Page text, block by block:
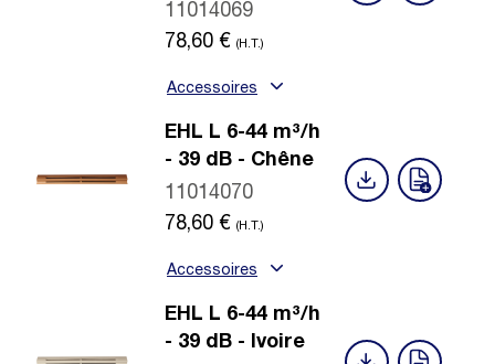
11014069
78,60 € (H.T.)
Accessoires
EHL L 6-44 m³/h
- 39 dB - Chêne
11014070
78,60 € (H.T.)
Accessoires
EHL L 6-44 m³/h
- 39 dB - Ivoire